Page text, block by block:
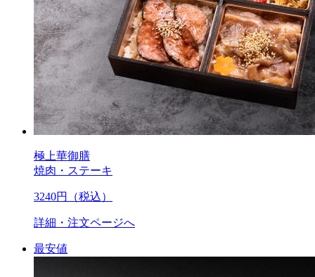
極上華御膳
焼肉・ステーキ
3240円（税込）
詳細・注文ページへ
最安値